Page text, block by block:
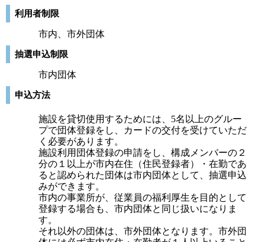
利用者制限
市内、市外団体
抽選申込制限
市内団体
申込方法
施設を貸切使用するためには、5名以上のグルー
プで団体登録をし、カードの交付を受けていただ
く必要があります。
施設利用団体登録の申請をし、構成メンバーの２
分の１以上が市内在住（住民登録者）・在勤であ
ると認められた団体は市内団体として、抽選申込
みができます。
市内の事業所が、従業員の福利厚生を目的として
登録する場合も、市内団体と同じ扱いになりま
す。
それ以外の団体は、市外団体となります。市外団